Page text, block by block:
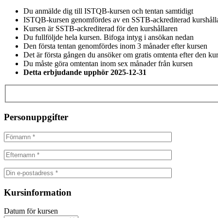
Du anmälde dig till ISTQB-kursen och tentan samtidigt
ISTQB-kursen genomfördes av en SSTB-ackrediterad
Kursen är SSTB-ackrediterad för den kurshållaren
Du fullföljde hela kursen. Bifoga intyg i ansökan nedan
Den första tentan genomfördes inom 3 månader efter kursen
Det är första gången du ansöker om gratis omtenta efter den
Du måste göra omtentan inom sex månader från kursen
Detta erbjudande upphör 2025-12-31
Personuppgifter
Kursinformation
Datum för kursen